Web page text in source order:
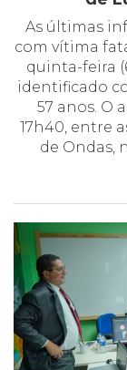
As últimas
com vítima
quinta-feira
identificado
57 anos. O
17h40, entre
de Ondas,